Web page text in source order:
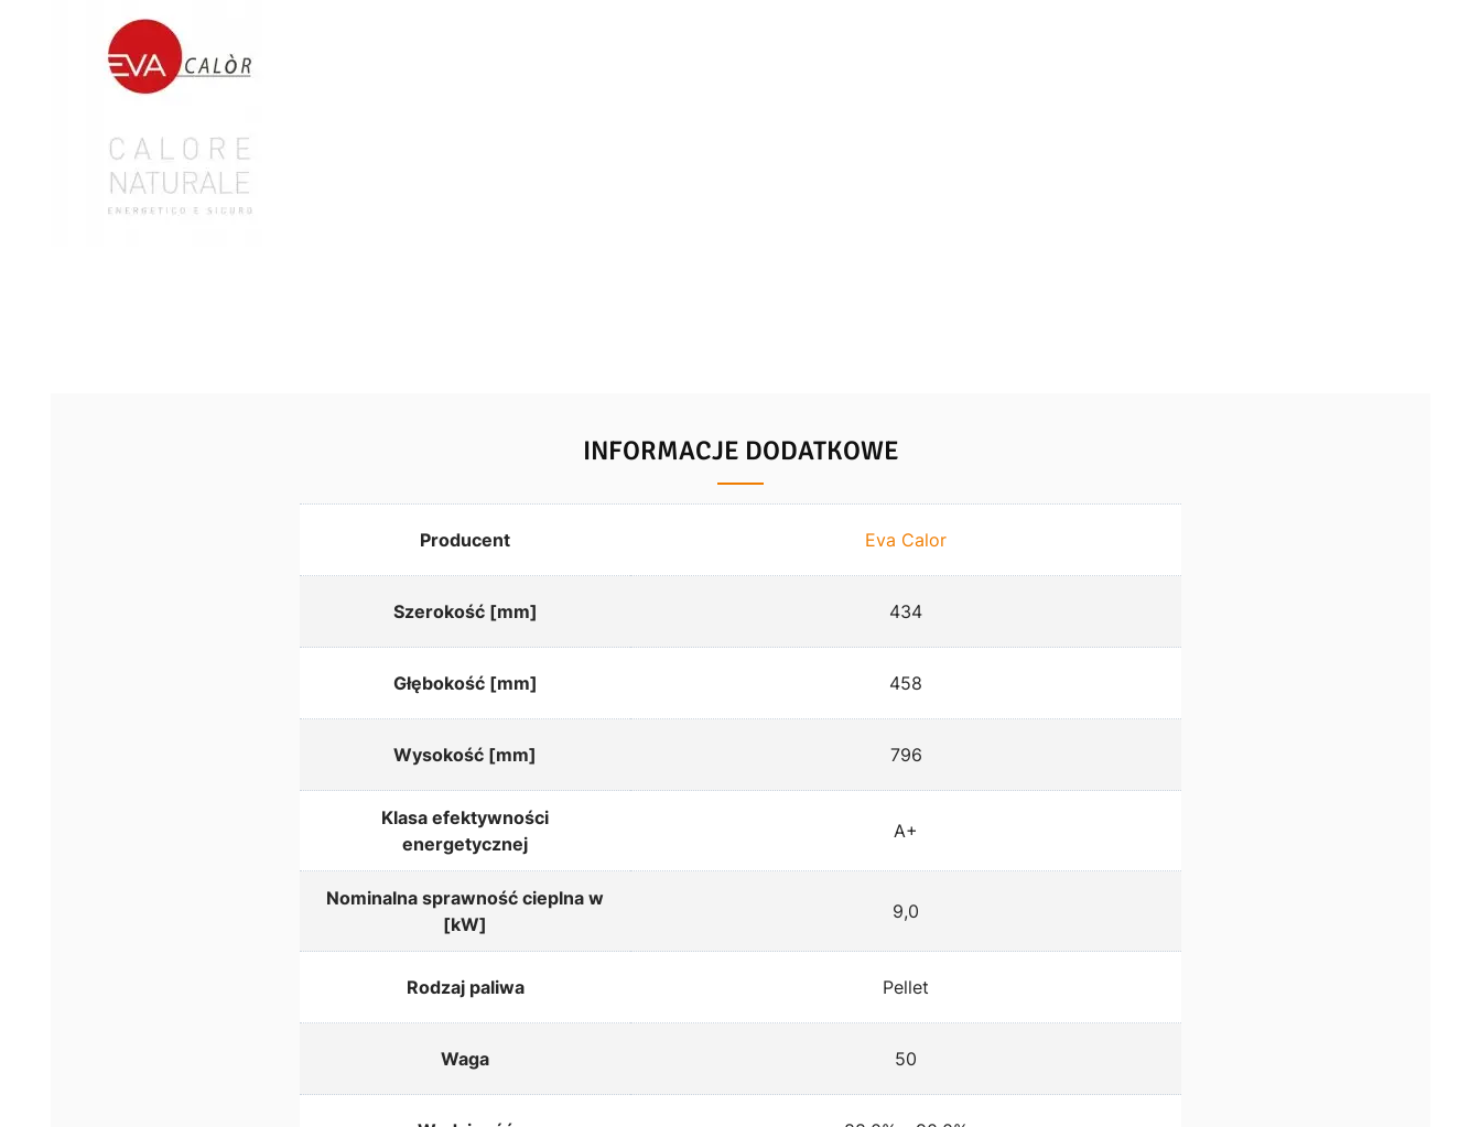
INFORMACJE DODATKOWE
Producent Eva Calor
Szerokość [mm] 434
Głębokość [mm] 458
Wysokość [mm] 796
Klasa efektywności
energetycznej
A+
Nominalna sprawność cieplna w
[kW]
9,0
Rodzaj paliwa Pellet
Waga 50